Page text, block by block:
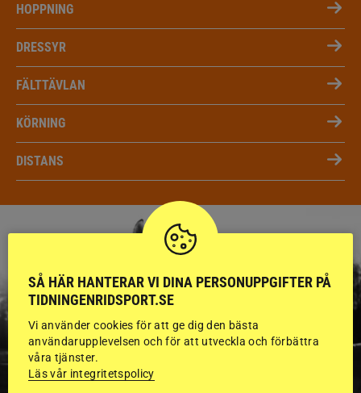
HOPPNING
DRESSYR
FÄLTTÄVLAN
KÖRNING
DISTANS
SÅ HÄR HANTERAR VI DINA PERSONUPPGIFTER PÅ
TIDNINGENRIDSPORT.SE
Vi använder cookies för att ge dig den bästa
användarupplevelsen och för att utveckla och förbättra
våra tjänster.
Läs vår integritetspolicy